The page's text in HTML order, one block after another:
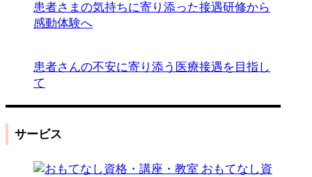
患者さまの気持ちに寄り添った接遇研修から
感動体験へ
患者さんの不安に寄り添う医療接遇を目指し
て
サービス
おもてなし資